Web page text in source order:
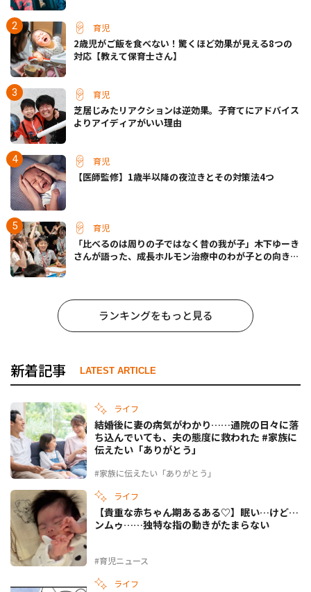
育児
2歳児がご飯を食べない！驚くほど効果が見える8つの
対応【教えて保育士さん】
育児
芝居じみたリアクションは逆効果。子育てにアドバイス
よりアイディアがいい理由
育児
【医師監修】1歳半以降の夜泣きとその対策法4つ
育児
「比べるのは周りの子ではなく昔の我が子」木下ゆーき
さんが語った、成長ホルモン治療中のわが子との向き合
ランキングをもっと見る
新着記事 LATEST ARTICLE
ライフ
#家族に伝えたい「ありがとう」
結婚後に妻の病気がわかり……通院の日々に落
ち込んでいても、夫の態度に救われた #家族に
伝えたい「ありがとう」
ライフ
#育児ニュース
【貴重な赤ちゃん期あるある♡】眠い…けど…
ンムゥ……独特な指の動きがたまらない
ライフ